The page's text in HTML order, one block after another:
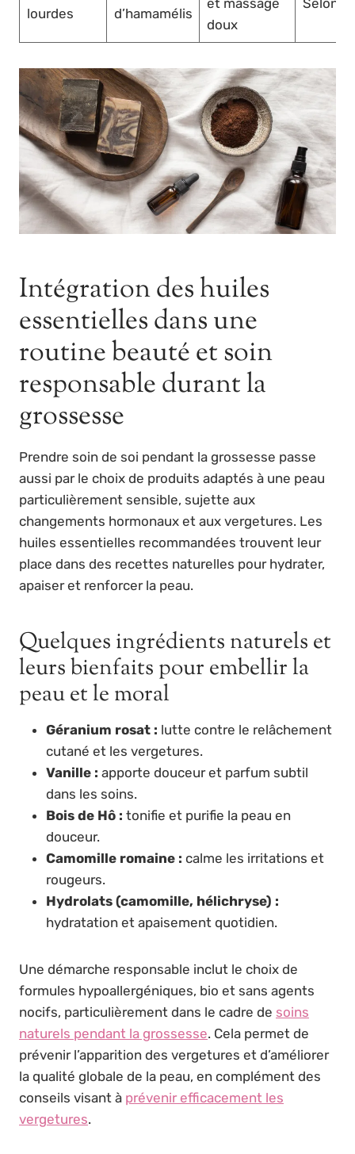
lourdes
d’hamamélis
et massage
doux
Selon
Intégration des huiles
essentielles dans une
routine beauté et soin
responsable durant la
grossesse
Prendre soin de soi pendant la grossesse passe
aussi par le choix de produits adaptés à une peau
particulièrement sensible, sujette aux
changements hormonaux et aux vergetures. Les
huiles essentielles recommandées trouvent leur
place dans des recettes naturelles pour hydrater,
apaiser et renforcer la peau.
Quelques ingrédients naturels et
leurs bienfaits pour embellir la
peau et le moral
Géranium rosat : lutte contre le relâchement
cutané et les vergetures.
Vanille : apporte douceur et parfum subtil
dans les soins.
Bois de Hô : tonifie et purifie la peau en
douceur.
Camomille romaine : calme les irritations et
rougeurs.
Hydrolats (camomille, hélichryse) :
hydratation et apaisement quotidien.
Une démarche responsable inclut le choix de
formules hypoallergéniques, bio et sans agents
nocifs, particulièrement dans le cadre de soins
naturels pendant la grossesse. Cela permet de
prévenir l’apparition des vergetures et d’améliorer
la qualité globale de la peau, en complément des
conseils visant à prévenir efficacement les
vergetures.